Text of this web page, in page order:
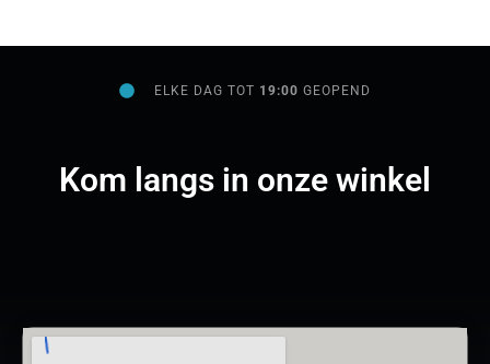
ELKE DAG TOT 19:00GEOPEND
Kom langs in onze winkel